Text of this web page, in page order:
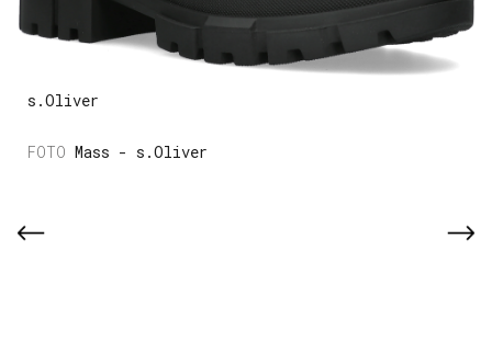
s.Oliver
Mass - s.Oliver